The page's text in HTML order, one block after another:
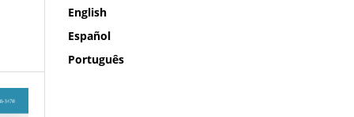
English
Español
Português